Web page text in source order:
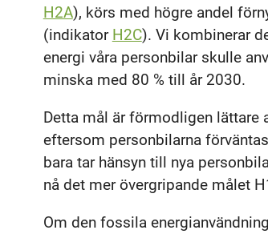
H2A), körs med högre andel
(indikator H2C). Vi kombinerar
energi våra personbilar skulle
minska med 80 % till år 2030.
Detta mål är förmodligen lättare
eftersom personbilarna
bara tar hänsyn till nya
nå det mer övergripande målet
Om den fossila